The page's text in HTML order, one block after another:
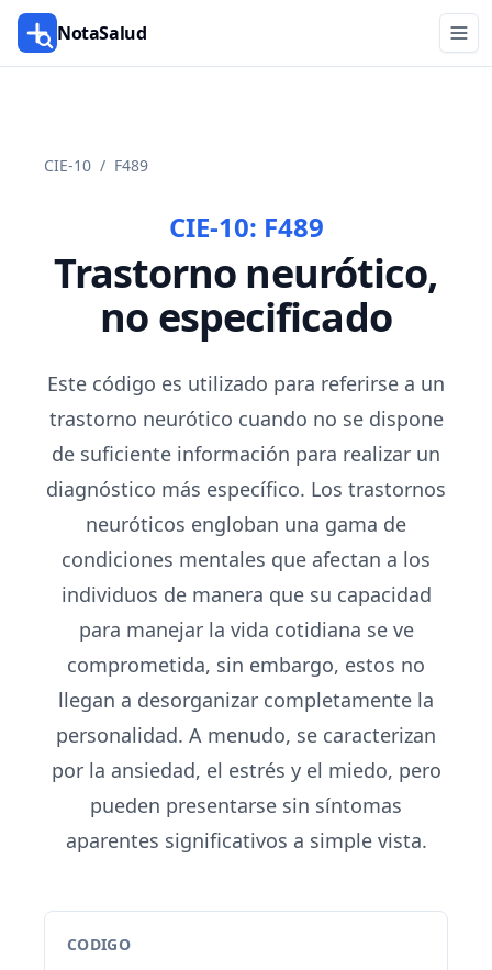
NotaSalud
CIE-10 / F489
CIE-10: F489
Trastorno neurótico,
no especificado
Este código es utilizado para referirse a un
trastorno neurótico cuando no se dispone
de suficiente información para realizar un
diagnóstico más específico. Los trastornos
neuróticos engloban una gama de
condiciones mentales que afectan a los
individuos de manera que su capacidad
para manejar la vida cotidiana se ve
comprometida, sin embargo, estos no
llegan a desorganizar completamente la
personalidad. A menudo, se caracterizan
por la ansiedad, el estrés y el miedo, pero
pueden presentarse sin síntomas
aparentes significativos a simple vista.
CODIGO